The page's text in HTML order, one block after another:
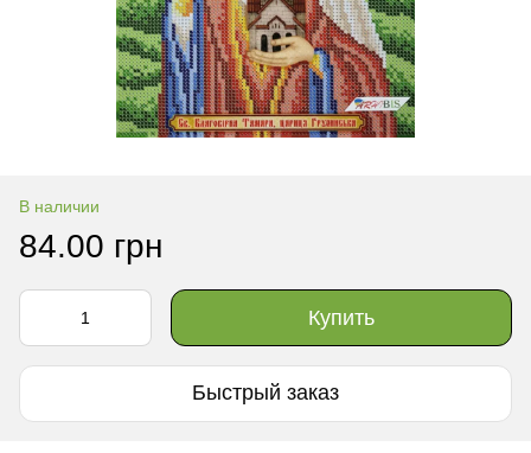
В наличии
84.00 грн
Купить
Быстрый заказ